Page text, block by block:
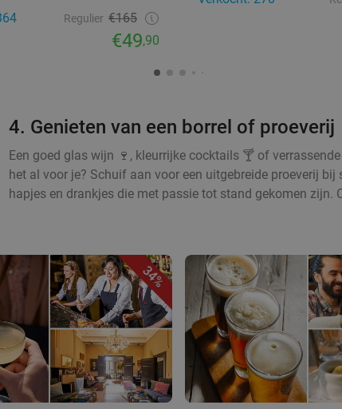
Regulier €165
€49,90
4. Genieten van een borrel of proeverij
Een goed glas wijn 🍷, kleurrijke cocktails 🍸 of
het al voor je? Schuif aan voor een uitgebreide proeverij
hapjes en drankjes die met passie tot stand gekomen zijn.
34%